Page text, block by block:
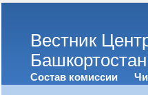
Вестник
Башкортостан
Состав комиссии